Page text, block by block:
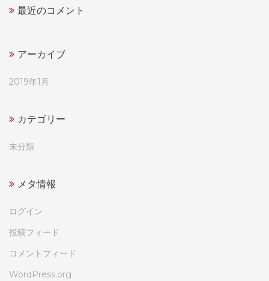
最近のコメント
アーカイブ
2019年1月
カテゴリー
未分類
メタ情報
ログイン
投稿フィード
コメントフィード
WordPress.org